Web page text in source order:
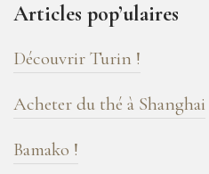
de
blog
!
Articles pop’ulaires
Découvrir Turin !
Acheter du thé à Shanghai
Bamako !